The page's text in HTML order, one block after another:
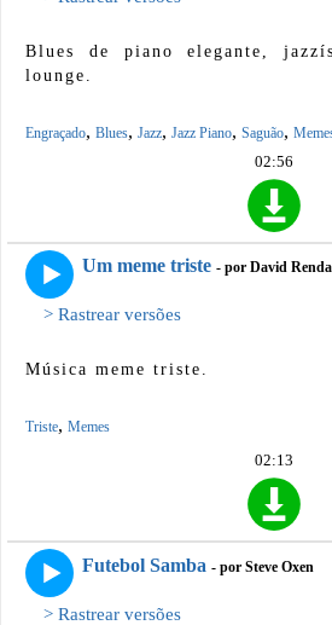
Blues de piano elegante,
lounge.
Engraçado, Blues, Jazz, Jazz Piano, Saguão,
02:56
Um meme triste - por David Renda
> Rastrear versões
Música meme triste.
Triste, Memes
02:13
Futebol Samba - por Steve Oxen
> Rastrear versões